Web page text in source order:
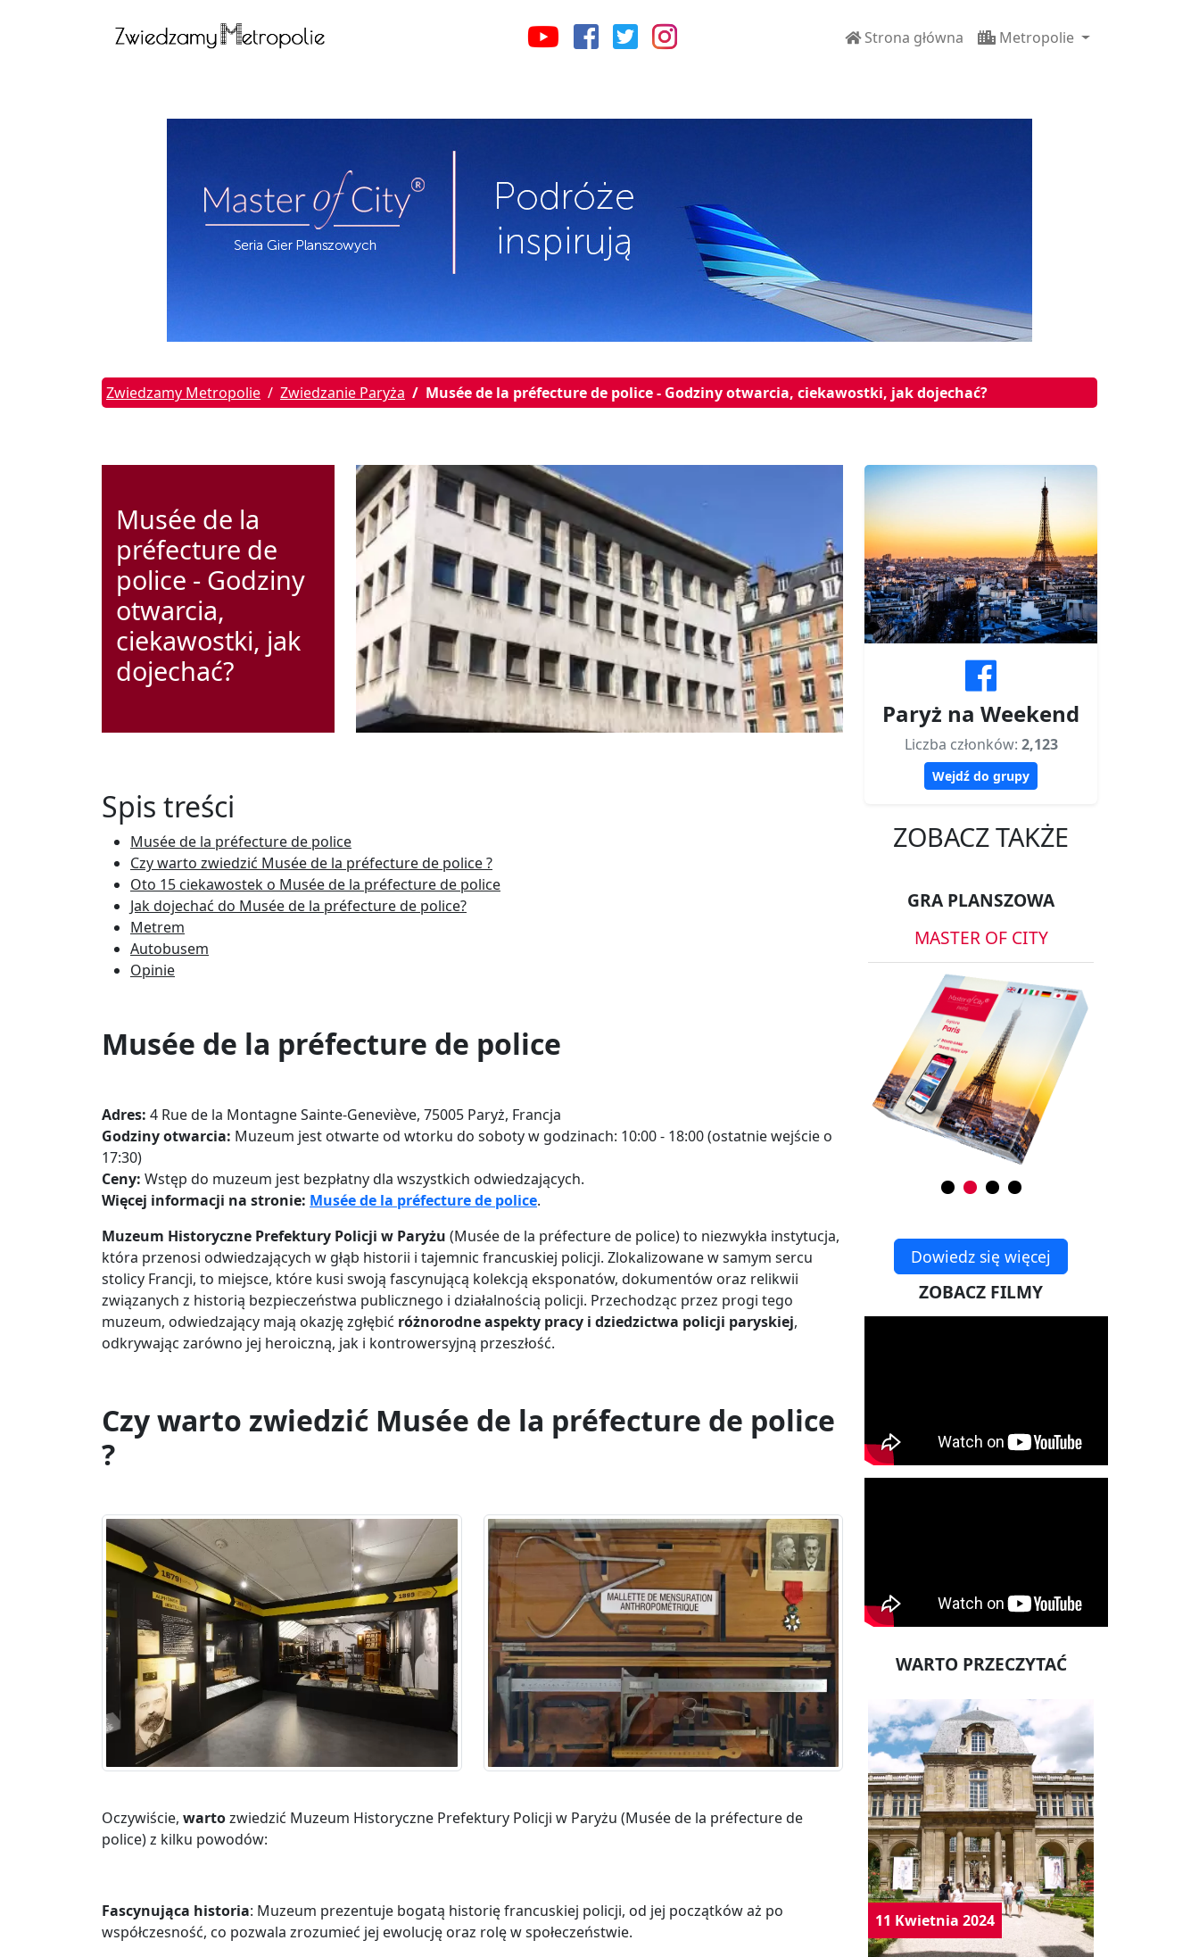
Strona główna Metropolie
Zwiedzamy Metropolie Zwiedzanie Paryża Musée de la préfecture de police - Godziny otwarcia, ciekawostki, jak dojechać?
Musée de la
préfecture de
police - Godziny
otwarcia,
ciekawostki, jak
dojechać?
Spis treści
Musée de la préfecture de police
Czy warto zwiedzić Musée de la préfecture de police ?
Oto 15 ciekawostek o Musée de la préfecture de police
Jak dojechać do Musée de la préfecture de police?
Metrem
Autobusem
Opinie
Musée de la préfecture de police
Adres: 4 Rue de la Montagne Sainte-Geneviève, 75005 Paryż, Francja
Godziny otwarcia: Muzeum jest otwarte od wtorku do soboty w godzinach: 10:00 - 18:00 (ostatnie wejście o
17:30)
Ceny: Wstęp do muzeum jest bezpłatny dla wszystkich odwiedzających.
Więcej informacji na stronie: Musée de la préfecture de police.
Muzeum Historyczne Prefektury Policji w Paryżu (Musée de la préfecture de police) to niezwykła instytucja,
która przenosi odwiedzających w głąb historii i tajemnic francuskiej policji. Zlokalizowane w samym sercu
stolicy Francji, to miejsce, które kusi swoją fascynującą kolekcją eksponatów, dokumentów oraz relikwii
związanych z historią bezpieczeństwa publicznego i działalnością policji. Przechodząc przez progi tego
muzeum, odwiedzający mają okazję zgłębić różnorodne aspekty pracy i dziedzictwa policji paryskiej,
odkrywając zarówno jej heroiczną, jak i kontrowersyjną przeszłość.
Czy warto zwiedzić Musée de la préfecture de police
?
Oczywiście, wartozwiedzić Muzeum Historyczne Prefektury Policji w Paryżu (Musée de la préfecture de
police) z kilku powodów:
Fascynująca historia: Muzeum prezentuje bogatą historię francuskiej policji, od jej początków aż po
współczesność, co pozwala zrozumieć jej ewolucję oraz rolę w społeczeństwie.
Paryż na Weekend
Liczba członków: 2,123
Wejdź do grupy
ZOBACZ TAKŻE
GRA PLANSZOWA
MASTER OF CITY
Dowiedz się więcej
ZOBACZ FILMY
WARTO PRZECZYTAĆ
11 Kwietnia 2024